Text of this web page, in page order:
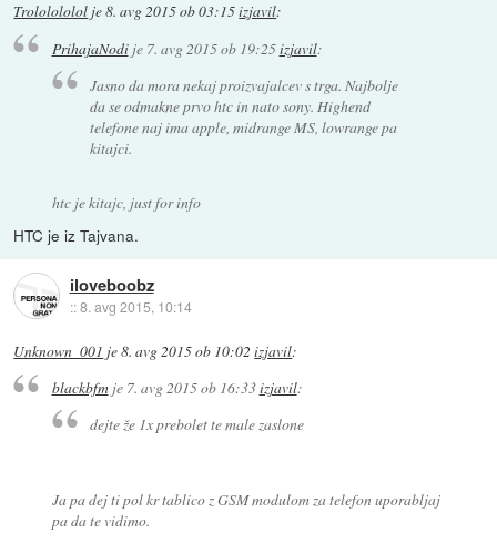
Trololololol je8. avg 2015 ob 03:15izjavil:
PrihajaNodije 7. avg 2015 ob 19:25izjavil:
Jasno da mora nekaj proizvajalcev s trga. Najbolje
da se odmakne prvo htc in nato sony. Highend
telefone naj ima apple, midrange MS, lowrange pa
kitajci.
htc je kitajc, just for info
HTC je iz Tajvana.
iloveboobz
::8. avg 2015, 10:14
Unknown_001 je8. avg 2015 ob 10:02 izjavil:
blackbfmje 7. avg 2015 ob 16:33izjavil:
dejte že 1x prebolet te male zaslone
Ja pa dej ti pol kr tablico z GSM modulom za telefon uporabljaj
pa da te vidimo.